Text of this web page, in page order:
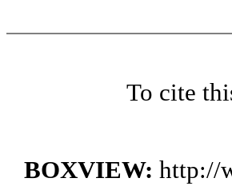
To cite
BOXVIEW: http://